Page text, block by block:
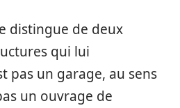
distingue de deux
qui lui
pas un garage, au sens
un ouvrage de